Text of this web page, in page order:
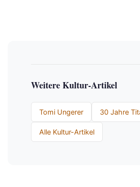
Weitere Kultur-Artikel
Tomi Ungerer 30 Jahre
Alle Kultur-Artikel